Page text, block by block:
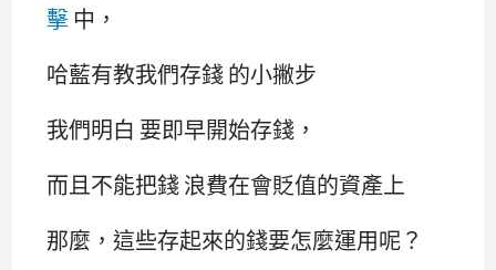
擊 中，
哈藍有教我們存錢 的小撇步
我們明白 要即早開始存錢，
而且不能把錢 浪費在會貶值的資產上
那麼，這些存起來的錢要怎麼運用呢？